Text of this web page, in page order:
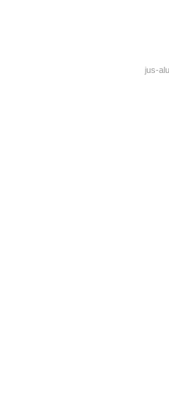
jus-